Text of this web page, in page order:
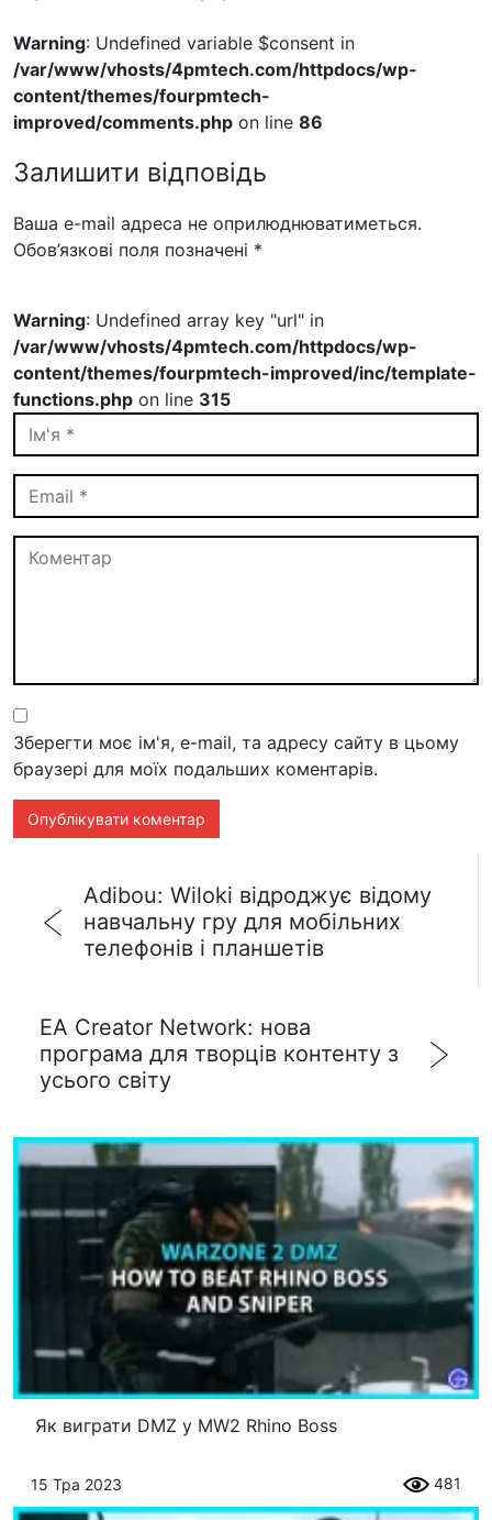
Warning: Undefined variable $consent in
/var/www/vhosts/4pmtech.com/httpdocs/wp-
content/themes/fourpmtech-
improved/comments.php on line 86
Залишити відповідь
Ваша e-mail адреса не оприлюднюватиметься.
Обов’язкові поля позначені *
Warning: Undefined array key "url" in
/var/www/vhosts/4pmtech.com/httpdocs/wp-
content/themes/fourpmtech-improved/inc/template-
functions.php on line 315
Зберегти моє ім'я, e-mail, та адресу сайту в цьому
браузері для моїх подальших коментарів.
Adibou: Wiloki відроджує відому
навчальну гру для мобільних
телефонів і планшетів
EA Creator Network: нова
програма для творців контенту з
усього світу
Як виграти DMZ у MW2 Rhino Boss
15 Тра 2023 481